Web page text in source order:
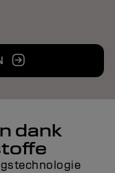
dank